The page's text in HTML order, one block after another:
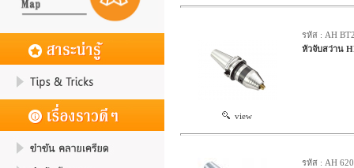
view
รหัส : AH
หัวจับสว่าน
รหัส : AH